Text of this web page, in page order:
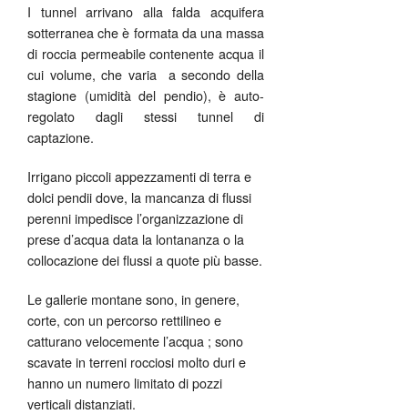
I tunnel arrivano alla falda acquifera
sotterranea che è formata da una massa
di roccia permeabile contenente acqua il
cui volume, che varia a secondo della
stagione (umidità del pendio), è auto-
regolato dagli stessi tunnel di
captazione.
Irrigano piccoli appezzamenti di terra e
dolci pendii dove, la mancanza di flussi
perenni impedisce l’organizzazione di
prese d’acqua data la lontananza o la
collocazione dei flussi a quote più basse.
Le gallerie montane sono, in genere,
corte, con un percorso rettilineo e
catturano velocemente l’acqua ; sono
scavate in terreni rocciosi molto duri e
hanno un numero limitato di pozzi
verticali distanziati.